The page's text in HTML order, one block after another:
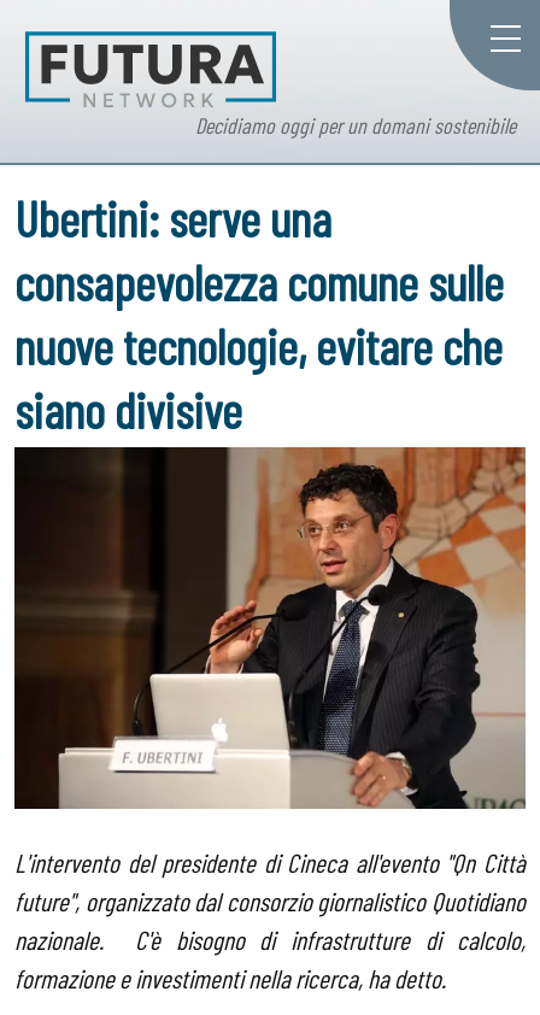
Decidiamo oggi per un domani sostenibile
Ubertini: serve una
consapevolezza comune sulle
nuove tecnologie, evitare che
siano divisive
L'intervento del presidente di Cineca all'evento "Qn Città
future", organizzato dal consorzio giornalistico Quotidiano
nazionale. C'è bisogno di infrastrutture di calcolo,
formazione e investimenti nella ricerca, ha detto.